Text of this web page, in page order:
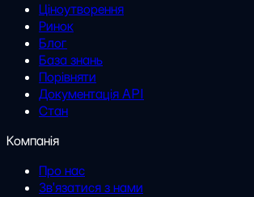
Ціноутворення
Ринок
Блог
База знань
Порівняти
Документація API
Стан
Компанія
Про нас
Зв'язатися з нами